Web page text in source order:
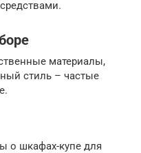
материалы,
стиль – частые
о шкафах-купе для